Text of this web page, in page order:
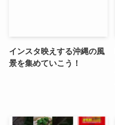
インスタ映えする沖縄の風
景を集めていこう！